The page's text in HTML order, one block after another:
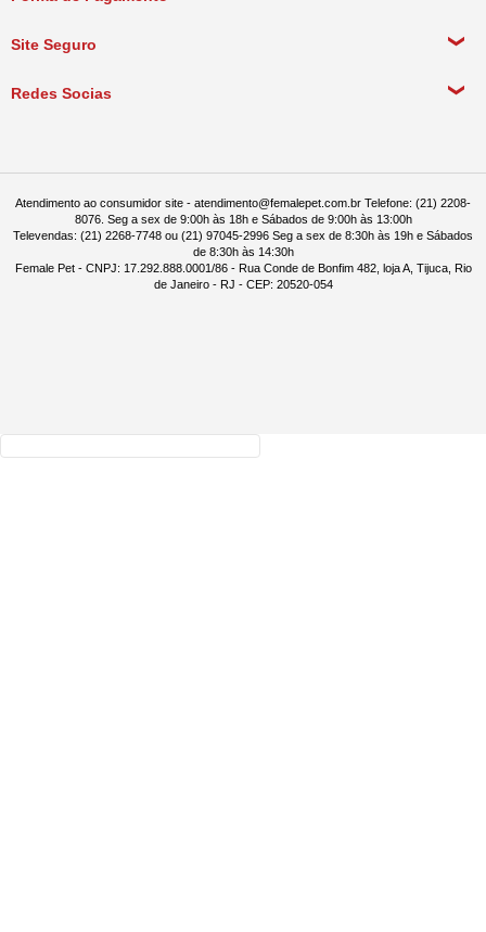
Política de Pagamento
Política de Entrega
Site Seguro
Redes Socias
Atendimento ao consumidor site - atendimento@femalepet.com.br Telefone: (21) 2208-
8076. Seg a sex de 9:00h às 18h e Sábados de 9:00h às 13:00h
Televendas: (21) 2268-7748 ou (21) 97045-2996 Seg a sex de 8:30h às 19h e Sábados
de 8:30h às 14:30h
Female Pet - CNPJ: 17.292.888.0001/86 - Rua Conde de Bonfim 482, loja A, Tijuca, Rio
de Janeiro - RJ - CEP: 20520-054